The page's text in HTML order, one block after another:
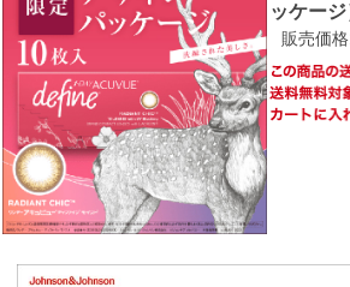
ッケージ
販売価